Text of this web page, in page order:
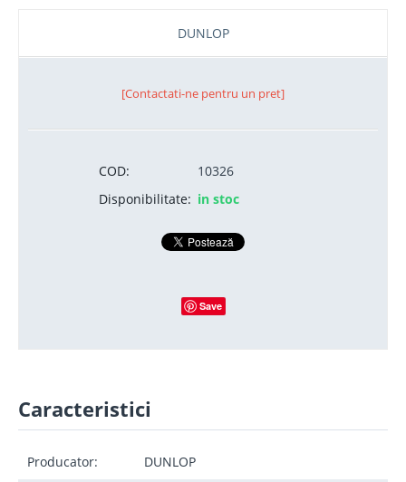
DUNLOP
[Contactati-ne pentru un pret]
COD:
10326
Disponibilitate: in stoc
Save
Caracteristici
Producator: DUNLOP